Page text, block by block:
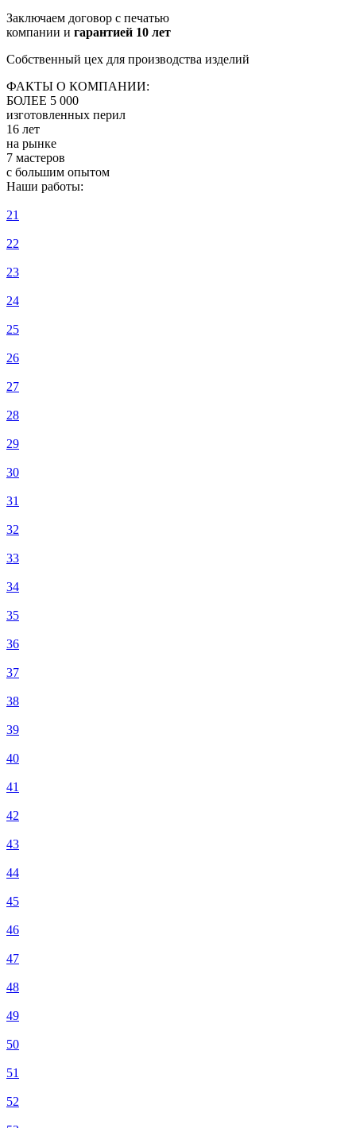
Заключаем договор с печатью
компании и гарантией 10 лет
Собственный цех для производства изделий
ФАКТЫ О КОМПАНИИ:
БОЛЕЕ 5 000
изготовленных перил
16 лет
на рынке
7 мастеров
с большим опытом
Наши работы:
21
22
23
24
25
26
27
28
29
30
31
32
33
34
35
36
37
38
39
40
41
42
43
44
45
46
47
48
49
50
51
52